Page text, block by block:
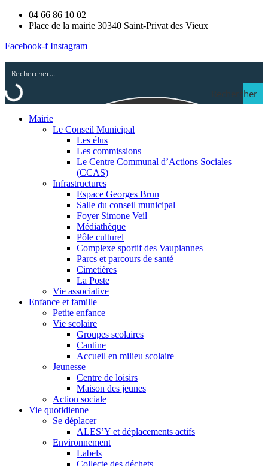
04 66 86 10 02
Place de la mairie 30340 Saint-Privat des Vieux
Facebook-f Instagram
Rechercher
Mairie
Le Conseil Municipal
Les élus
Les commissions
Le Centre Communal d’Actions Sociales
(CCAS)
Infrastructures
Espace Georges Brun
Salle du conseil municipal
Foyer Simone Veil
Médiathèque
Pôle culturel
Complexe sportif des Vaupiannes
Parcs et parcours de santé
Cimetières
La Poste
Vie associative
Enfance et famille
Petite enfance
Vie scolaire
Groupes scolaires
Cantine
Accueil en milieu scolaire
Jeunesse
Centre de loisirs
Maison des jeunes
Action sociale
Vie quotidienne
Se déplacer
ALES’Y et déplacements actifs
Environnement
Labels
Collecte des déchets